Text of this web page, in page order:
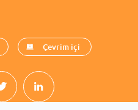
Çevrim içi